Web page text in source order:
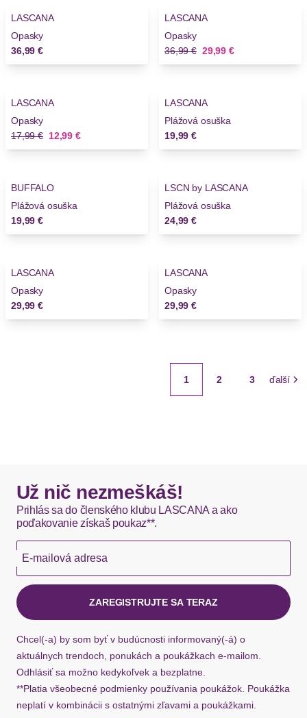
LASCANA
Opasky
36,99 €
Novinky
LASCANA
Opasky
Stará cena
36,99 € Nová cena
29,99 €
LASCANA
Opasky
Stará cena
17,99 € Nová cena
12,99 €
LASCANA
Plážová osuška
19,99 €
BUFFALO
Plážová osuška
19,99 €
LSCN by LASCANA
Plážová osuška
24,99 €
LASCANA
Opasky
29,99 €
LASCANA
Opasky
29,99 €
1 2 3 ďalší
Už nič nezmeškáš!
Prihlás sa do členského klubu LASCANA a ako
poďakovanie získaš poukaz**.
E-mailová adresa
ZAREGISTRUJTE SA TERAZ
Chcel(-a) by som byť v budúcnosti informovaný(-á) o
aktuálnych trendoch, ponukách a poukážkach e-mailom.
Odhlásiť sa možno kedykoľvek a bezplatne.
**Platia všeobecné podmienky používania poukážok. Poukážka
neplatí v kombinácii s ostatnými zľavami a poukážkami.